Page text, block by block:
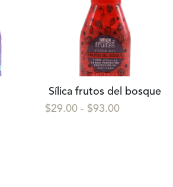
Sílica frutos del bosque
$29.00 - $93.00